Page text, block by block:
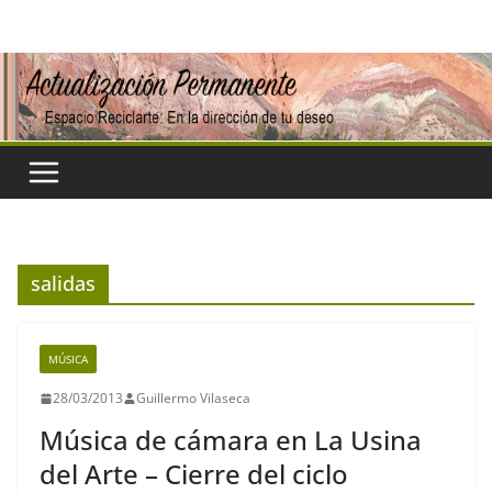
contenido
salidas
MÚSICA
28/03/2013 Guillermo Vilaseca
Música de cámara en La Usina
del Arte – Cierre del ciclo